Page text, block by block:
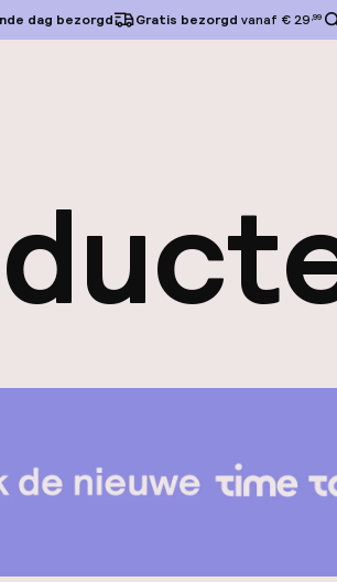
dag bezorgd Gratis bezorgd vanaf € 29,99